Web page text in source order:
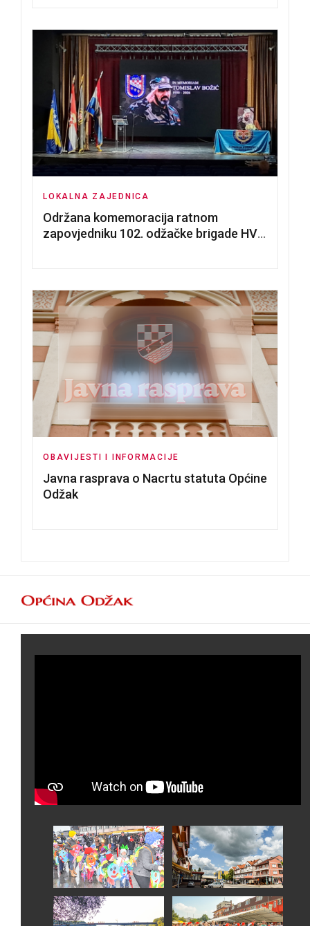
LOKALNA ZAJEDNICA
Održana komemoracija ratnom
zapovjedniku 102. odžačke brigade HVO
OBAVIJESTI I INFORMACIJE
Javna rasprava o Nacrtu statuta Općine
Odžak